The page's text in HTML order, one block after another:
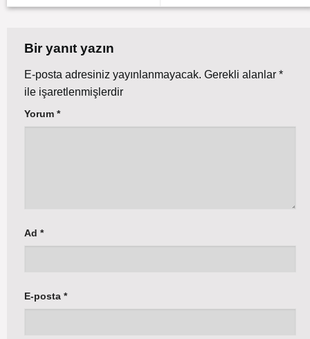
Bir yanıt yazın
E-posta adresiniz yayınlanmayacak. Gerekli alanlar *
ile işaretlenmişlerdir
Yorum *
Ad *
E-posta *